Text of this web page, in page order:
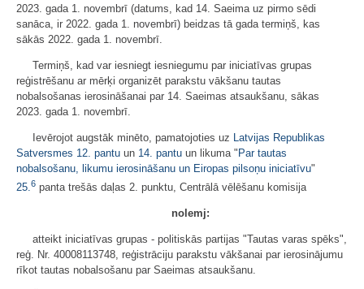
2023. gada 1. novembrī (datums, kad 14. Saeima uz pirmo sēdi
sanāca, ir 2022. gada 1. novembrī) beidzas tā gada termiņš, kas
sākās 2022. gada 1. novembrī.
Termiņš, kad var iesniegt iesniegumu par iniciatīvas grupas
reģistrēšanu ar mērķi organizēt parakstu vākšanu tautas
nobalsošanas ierosināšanai par 14. Saeimas atsaukšanu, sākas
2023. gada 1. novembrī.
Ievērojot augstāk minēto, pamatojoties uz
Latvijas Republikas
Satversmes 12. pantu un 14. pantu un likuma " Par tautas
nobalsošanu, likumu ierosināšanu un Eiropas pilsoņu iniciatīvu"
25.6 panta trešās daļas 2. punktu, Centrālā vēlēšanu komisija
nolemj:
atteikt iniciatīvas grupas - politiskās partijas "Tautas varas spēks",
reģ. Nr. 40008113748, reģistrāciju parakstu vākšanai par ierosinājumu
rīkot tautas nobalsošanu par Saeimas atsaukšanu.